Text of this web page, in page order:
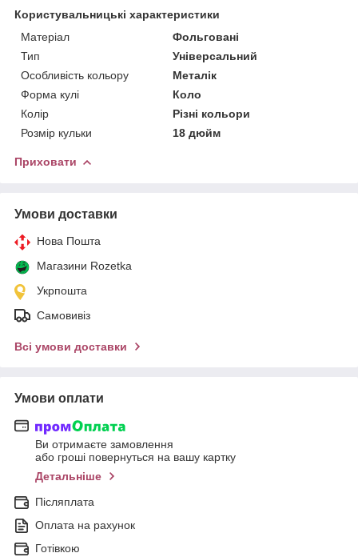
Користувальницькі характеристики
Матеріал
Фольговані
Тип
Універсальний
Особливість кольору
Металік
Форма кулі
Коло
Колір
Різні кольори
Розмір кульки
18 дюйм
Приховати
Умови доставки
Нова Пошта
Магазини Rozetka
Укрпошта
Самовивіз
Всі умови доставки
Умови оплати
Ви отримаєте замовлення
або гроші повернуться на вашу картку
Детальніше
Післяплата
Оплата на рахунок
Готівкою